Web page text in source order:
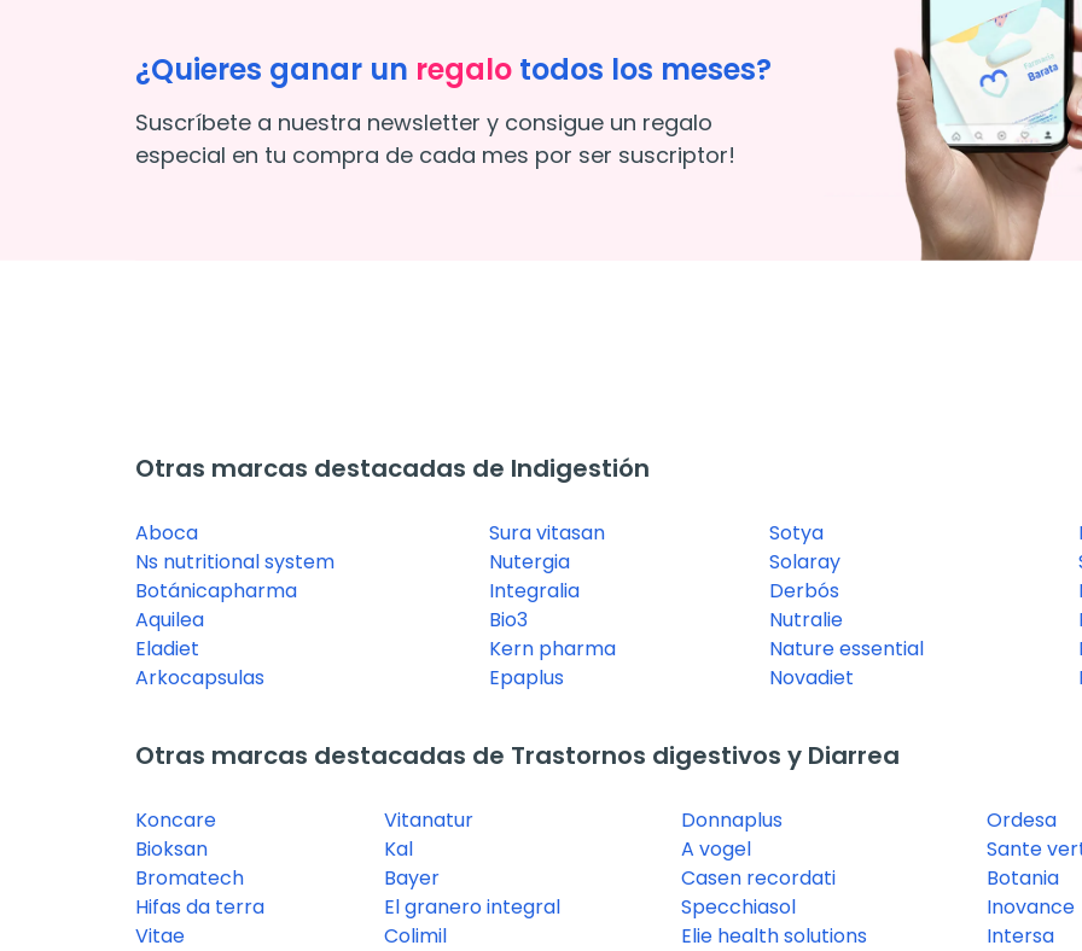
¿Quieres ganar un regalo todos los meses?
Suscríbete a nuestra newsletter y consigue un regalo
especial en tu compra de cada mes por ser suscriptor!
Otras marcas destacadas de Indigestión
Aboca
Ns nutritional system
Botánicapharma
Aquilea
Eladiet
Arkocapsulas
Sura vitasan
Nutergia
Integralia
Bio3
Kern pharma
Epaplus
Sotya
Solaray
Derbós
Nutralie
Nature essential
Novadiet
Otras marcas destacadas de Trastornos digestivos y Diarrea
Koncare
Bioksan
Bromatech
Hifas da terra
Vitae
Vitanatur
Kal
Bayer
El granero integral
Colimil
Donnaplus
A vogel
Casen recordati
Specchiasol
Elie health solutions
Ordesa
Sante
Botania
Inovance
Intersa